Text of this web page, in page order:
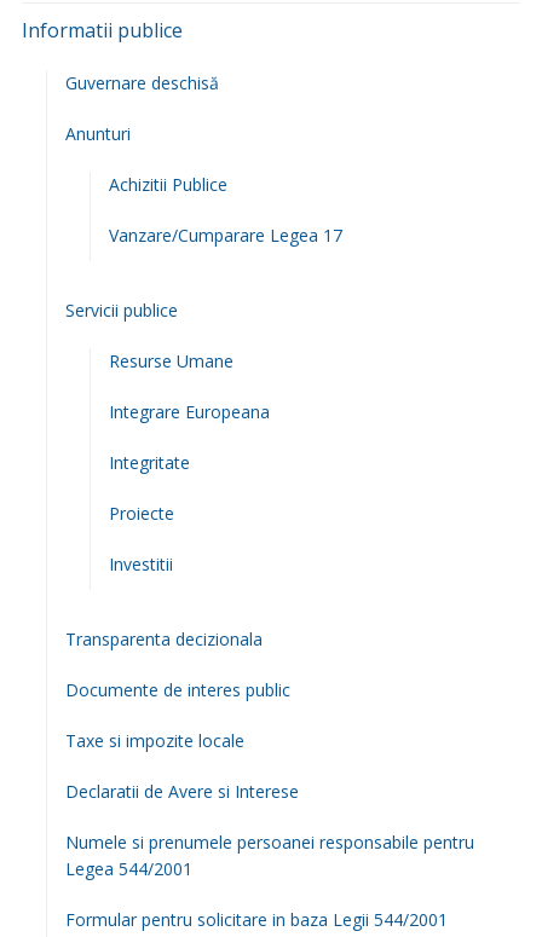
Informatii publice
Guvernare deschisă
Anunturi
Achizitii Publice
Vanzare/Cumparare Legea 17
Servicii publice
Resurse Umane
Integrare Europeana
Integritate
Proiecte
Investitii
Transparenta decizionala
Documente de interes public
Taxe si impozite locale
Declaratii de Avere si Interese
Numele si prenumele persoanei responsabile pentru
Legea 544/2001
Formular pentru solicitare in baza Legii 544/2001